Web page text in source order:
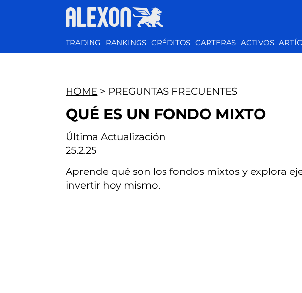
TRADING RANKINGS CRÉDITOS CARTERAS ACTIVOS
Última Actualización
25.2.25
HOME > PREGUNTAS FRECUENTES
QUÉ ES UN FONDO MIXTO
Aprende qué son los fondos mixtos y explora
invertir hoy mismo.